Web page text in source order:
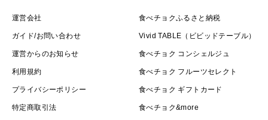
運営会社
ガイド/お問い合わせ
運営からのお知らせ
利用規約
プライバシーポリシー
特定商取引法
食べチョクふるさと納税
Vivid TABLE（ビビッドテーブル）
食べチョク コンシェルジュ
食べチョク フルーツセレクト
食べチョク ギフトカード
食べチョク&more